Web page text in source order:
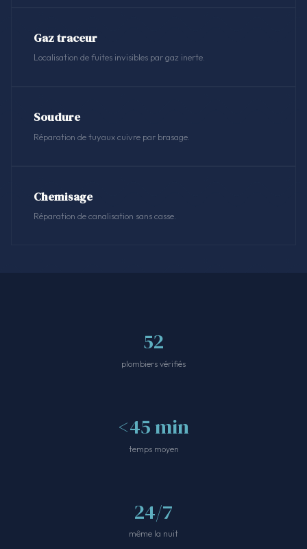
Gaz traceur
Localisation de fuites invisibles par gaz inerte.
Soudure
Réparation de tuyaux cuivre par brasage.
Chemisage
Réparation de canalisation sans casse.
52
plombiers vérifiés
<45 min
temps moyen
24/7
même la nuit